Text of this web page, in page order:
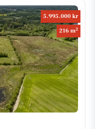
5.995.000 kr
216 m2